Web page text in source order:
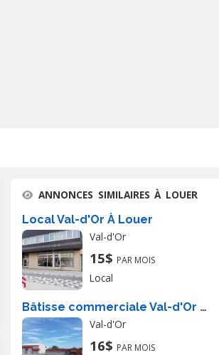
ANNONCES SIMILAIRES À LOUER
Local Val-d'Or À Louer
Val-d'Or
15$ PAR MOIS
Local
Bâtisse commerciale Val-d'Or À Louer
Val-d'Or
16$ PAR MOIS